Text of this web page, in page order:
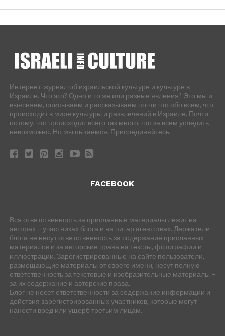
Интернет-журнал об израильской культуре и культуре в
Израиле. Что это? Одно и то же или разные явления? Это мы и
выясняем, описываем и рассказываем почти что обо всем, что
происходит в мире культуры и развлечений в Израиле. Почти -
потому, что происходит всего так много, что за всем уследить
невозможно. Но мы пытаемся. Присоединяйтесь.
FACEBOOK
Вся ответственность за присланные материалы лежит на
авторах – участниках блога и на пи-ар агентствах. Держатели
блога не несут ответственность за содержание присланных
материалов и за авторские права на тексты, фотографии и
иллюстрации. Зарегистрированные на сайте пользователи,
размещающие материалы от своего имени, несут полную
ответственность за текстовые и изобразительные материалы –
за их содержание и авторские права.
Блог не несет ответственности за содержание информации и
действия зарегистрированных участников, которые могут
нанести вред или ущерб третьим лицам.